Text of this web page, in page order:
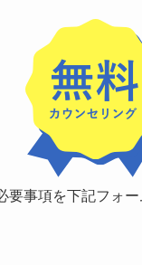
事項を下記フォー